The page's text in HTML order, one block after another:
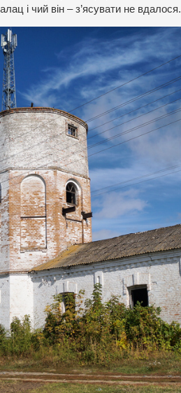
і чий він – з’ясувати не вдалося.